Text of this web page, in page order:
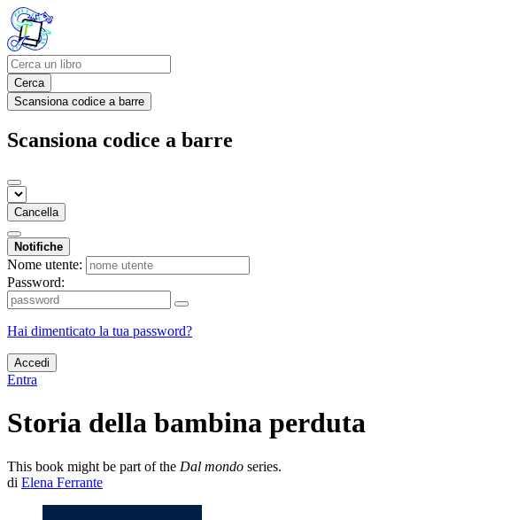
Cerca
Scansiona codice a barre
Scansiona codice a barre
Cancella
Notifiche
Nome utente:
Password:
Hai dimenticato la tua password?
Accedi
Entra
Storia della bambina perduta
This book might be part of the Dal mondo series.
di Elena Ferrante